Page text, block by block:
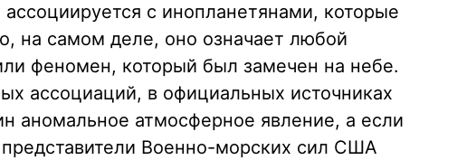
с инопланетянами, которые
на самом деле, оно означает любой
феномен, который был замечен на небе.
ассоциаций, в официальных источниках
аномальное атмосферное явление, а если
Военно-морских сил США